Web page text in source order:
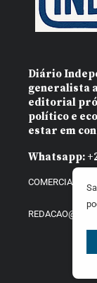
Diário
generalista
editorial
político e
estar em
Whatsapp: